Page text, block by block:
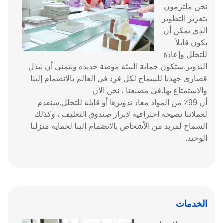
نحن ملتزمون
بتعزيز التطوير
الذي يمكن أن
يكون قابلاً
للتحلل وإعادة
التدوير.ستكون حماية البيئة موضة جديدة ونتمنى أن نبذل
قصارى جهدنا للسماح لكل فرد في العالم بالانضمام إلينا
والاستمتاع بها.في مصنعنا ، نحن الآن
أن 99٪ من المواد معاد تدويرها أو قابلة للتحلل.سنقدم
لعملائنا نصيحة احترافية لإبراز صندوق التغليف ، وكذلك
السماح لمزيد من الأشخاص بالانضمام إلينا لحماية منزلنا
الوحيد.
الخدمات